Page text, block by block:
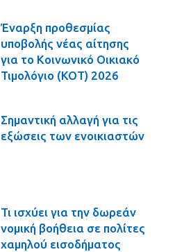
Έναρξη προθεσμίας
υποβολής νέας αίτησης
για το Κοινωνικό Οικιακό
Τιμολόγιο (ΚΟΤ) 2026
Σημαντική αλλαγή για τις
εξώσεις των ενοικιαστών
Τι ισχύει για την δωρεάν
νομική βοήθεια σε πολίτες
χαμηλού εισοδήματος